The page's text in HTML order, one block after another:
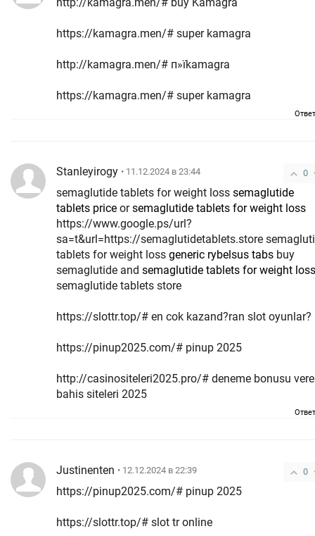
https://kamagra.men/# super kamagra
http://kamagra.men/# п»їkamagra
https://kamagra.men/# super kamagra
0
Stanleyirogy • 11.12.2024 в 23:44
semaglutide tablets for weight loss semaglutide
tablets price orsemaglutide tablets for weight loss
https://www.google.ps/url?
sa=t&url=https://semaglutidetablets.store
tablets for weight loss generic rybelsus tabs buy
semaglutide and semaglutide tablets for weight loss
semaglutide tablets store
https://slottr.top/# en cok kazand?ran slot oyunlar?
https://pinup2025.com/# pinup 2025
http://casinositeleri2025.pro/# deneme bonusu
bahis siteleri 2025
0
Justinenten • 12.12.2024 в 22:39
https://pinup2025.com/# pinup 2025
https://slottr.top/# slot tr online